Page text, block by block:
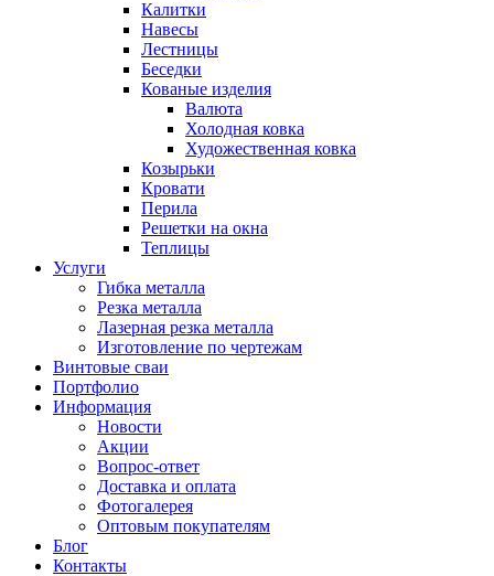
Калитки
Навесы
Лестницы
Беседки
Кованые изделия
Валюта
Холодная ковка
Художественная ковка
Козырьки
Кровати
Перила
Решетки на окна
Теплицы
Услуги
Гибка металла
Резка металла
Лазерная резка металла
Изготовление по чертежам
Винтовые сваи
Портфолио
Информация
Новости
Акции
Вопрос-ответ
Доставка и оплата
Фотогалерея
Оптовым покупателям
Блог
Контакты